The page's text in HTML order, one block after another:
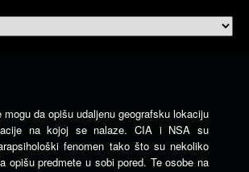
mogu da opišu udaljenu geografsku lokaciju
na kojoj se nalaze. CIA i NSA su
fenomen tako što su nekoliko
opišu predmete u sobi pored. Te osobe na